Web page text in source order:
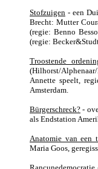
Stofzuigen - een
Brecht: Mutter
(regie: Benno
(regie:
Troostende
(Hilhorst/
Annette speelt,
Amsterdam.
Bürgerschreck? -
als Endstation
Anatomie van een
Maria Goos,